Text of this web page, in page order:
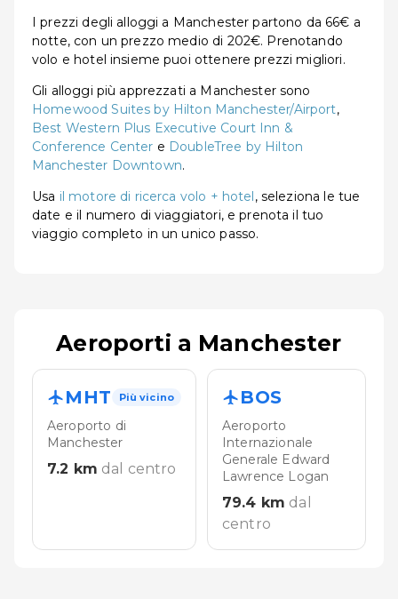
I prezzi degli alloggi a Manchester partono da 66€ a
notte, con un prezzo medio di 202€. Prenotando
volo e hotel insieme puoi ottenere prezzi migliori.
Gli alloggi più apprezzati a Manchester sono
Homewood Suites by Hilton Manchester/Airport,
Best Western Plus Executive Court Inn &
Conference Center e DoubleTree by Hilton
Manchester Downtown.
Usa il motore di ricerca volo + hotel, seleziona le tue
date e il numero di viaggiatori, e prenota il tuo
viaggio completo in un unico passo.
Aeroporti a Manchester
MHT Più vicino
Aeroporto di
Manchester
7.2 km dal centro
BOS
Aeroporto
Internazionale
Generale Edward
Lawrence Logan
79.4 km dal
centro